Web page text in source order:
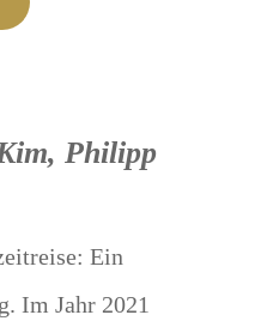
Philipp
Ein
Im Jahr 2021